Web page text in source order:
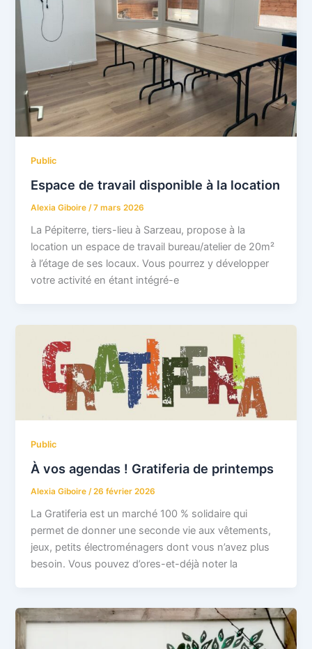
Public
Espace de travail disponible à la location
Alexia Giboire /7 mars 2026
La Pépiterre, tiers-lieu à Sarzeau, propose à la
location un espace de travail bureau/atelier de 20m²
à l’étage de ses locaux. Vous pourrez y développer
votre activité en étant intégré-e
Public
À vos agendas ! Gratiferia de printemps
Alexia Giboire /26 février 2026
La Gratiferia est un marché 100 % solidaire qui
permet de donner une seconde vie aux vêtements,
jeux, petits électroménagers dont vous n’avez plus
besoin. Vous pouvez d’ores-et-déjà noter la